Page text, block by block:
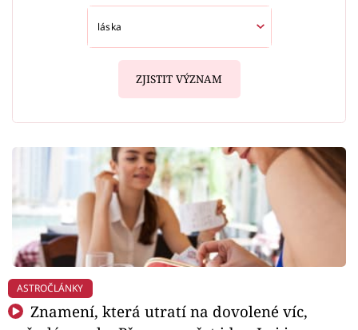
ZJISTIT VÝZNAM
ASTROČLÁNKY
Znamení, která utratí na dovolené víc,